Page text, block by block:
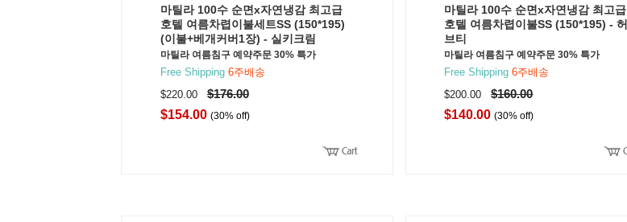
마틸라 100수 순면x자연냉감 최고급
호텔 여름차렵이불세트SS (150*195)
(이불+베개커버1장) - 실키크림
마틸라 여름침구 예약주문 30% 특가
Free Shipping 6주배송
$220.00$176.00
$154.00 (30% off)
마틸라 100수 순면x자연냉감 최고급
호텔 여름차렵이불SS (150*195) - 허
브티
마틸라 여름침구 예약주문 30% 특가
Free Shipping 6주배송
$200.00$160.00
$140.00(30% off)